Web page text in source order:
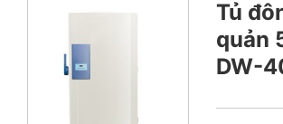
Tủ
quản
DW-